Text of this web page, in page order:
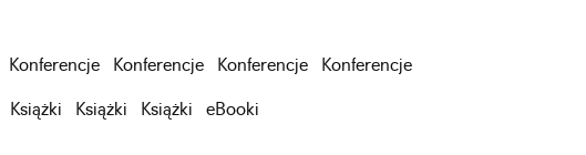
Konferencje Konferencje Konferencje Konferencje
Książki Książki Książki eBooki